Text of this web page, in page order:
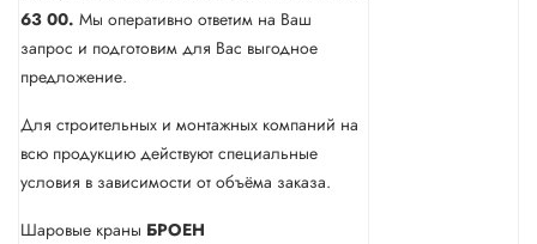
63 00. Мы оперативно ответим на Ваш
запрос и подготовим для Вас выгодное
предложение.
Для строительных и монтажных компаний на
всю продукцию действуют специальные
условия в зависимости от объёма заказа.
Шаровые краны БРОЕН